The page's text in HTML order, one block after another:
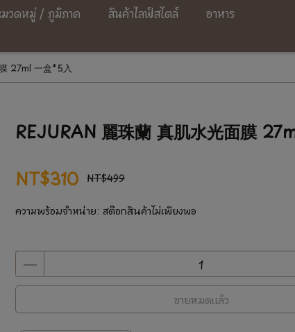
วดหมู่ / ภูมิภาค สินค้าไลฟ์สไตล์
อาหาร
27ml 一盒*5入
REJURAN 麗珠蘭 真肌水光面膜
NT$310 NT$499
ความพร้อมจำหน่าย: สต๊อกสินค้าไม่เพียงพอ
ขายหมดแล้ว